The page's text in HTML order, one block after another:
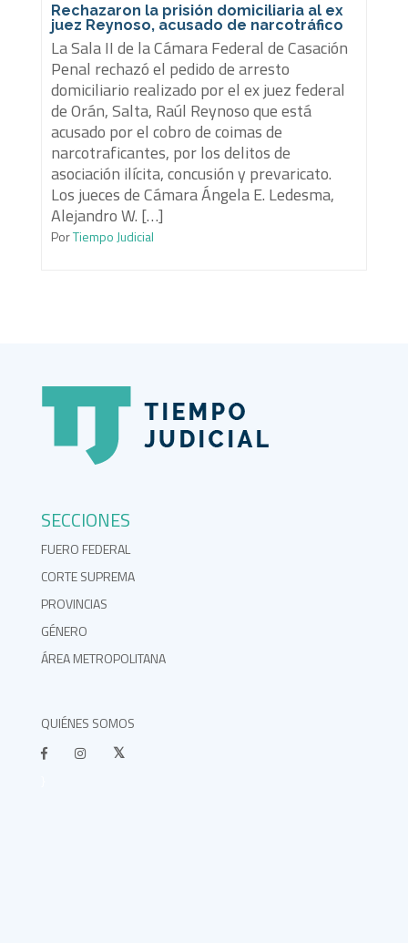
Rechazaron la prisión domiciliaria al ex
juez Reynoso, acusado de narcotráfico
La Sala II de la Cámara Federal de Casación
Penal rechazó el pedido de arresto
domiciliario realizado por el ex juez federal
de Orán, Salta, Raúl Reynoso que está
acusado por el cobro de coimas de
narcotraficantes, por los delitos de
asociación ilícita, concusión y prevaricato.
Los jueces de Cámara Ángela E. Ledesma,
Alejandro W. […]
PorTiempo Judicial
SECCIONES
FUERO FEDERAL
CORTE SUPREMA
PROVINCIAS
GÉNERO
ÁREA METROPOLITANA
QUIÉNES SOMOS